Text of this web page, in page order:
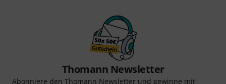
Thomann Newsletter
Abonniere den Thomann Newsletter und gewinne mit